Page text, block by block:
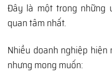
Đây là một trong những
quan tâm nhất.
Nhiều doanh nghiệp
nhưng mong muốn: